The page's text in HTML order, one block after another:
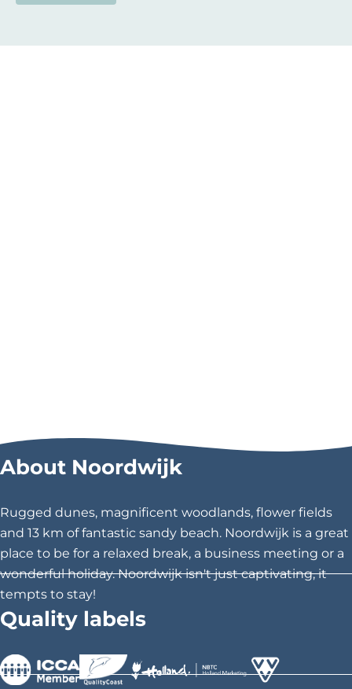
About Noordwijk
Rugged dunes, magnificent woodlands, flower fields
and 13 km of fantastic sandy beach. Noordwijk is a great
place to be for a relaxed break, a business meeting or a
wonderful holiday. Noordwijk isn't just captivating, it
tempts to stay!
Quality labels